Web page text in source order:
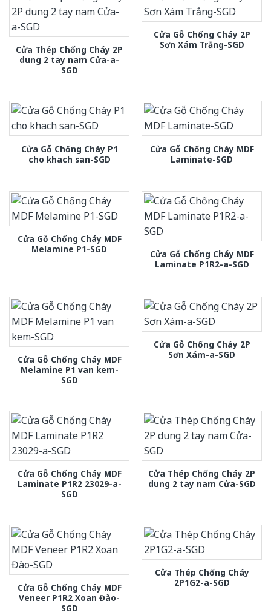
Cửa Thép Chống Cháy 2P
dung 2 tay nam Cửa-a-
SGD
Cửa Gỗ Chống Cháy 2P
Sơn Xám Trắng-SGD
Cửa Gỗ Chống Cháy P1
cho khach san-SGD
Cửa Gỗ Chống Cháy MDF
Laminate-SGD
Cửa Gỗ Chống Cháy MDF
Melamine P1-SGD
Cửa Gỗ Chống Cháy MDF
Laminate P1R2-a-SGD
Cửa Gỗ Chống Cháy MDF
Melamine P1 van kem-
SGD
Cửa Gỗ Chống Cháy 2P
Sơn Xám-a-SGD
Cửa Gỗ Chống Cháy MDF
Laminate P1R2 23029-a-
SGD
Cửa Thép Chống Cháy 2P
dung 2 tay nam Cửa-SGD
Cửa Gỗ Chống Cháy MDF
Veneer P1R2 Xoan Đào-
SGD
Cửa Thép Chống Cháy
2P1G2-a-SGD